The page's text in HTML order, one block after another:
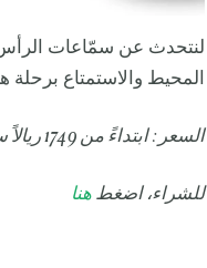
لنتحدث عن سمّاعات
المحيط والاستمتاع برحلة
السعر: ابتداءً من 1749 ريالاً سعودياً
للشراء، اضغط هنا